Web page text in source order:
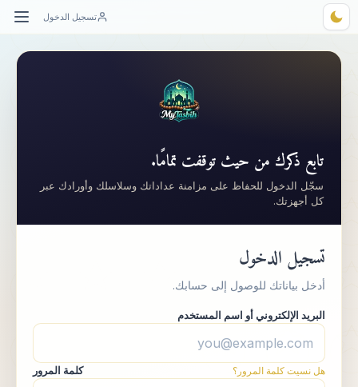
تسجيل الدخول
My
تابع ذكرك من حيث توقفت تمامًا.
سجّل الدخول للحفاظ على مزامنة عداداتك وسلاسلك وأورادك عبر
كل أجهزتك.
تسجيل الدخول
أدخل بياناتك للوصول إلى حسابك.
البريد الإلكتروني أو اسم المستخدم
كلمة المرور هل نسيت كلمة المرور؟